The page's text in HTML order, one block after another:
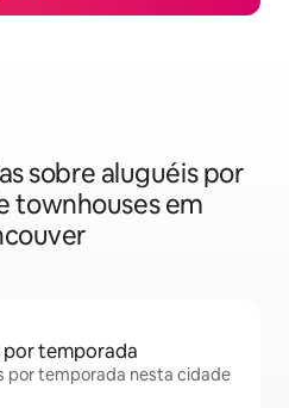
sobre aluguéis por
townhouses em
por temporada
por temporada nesta cidade